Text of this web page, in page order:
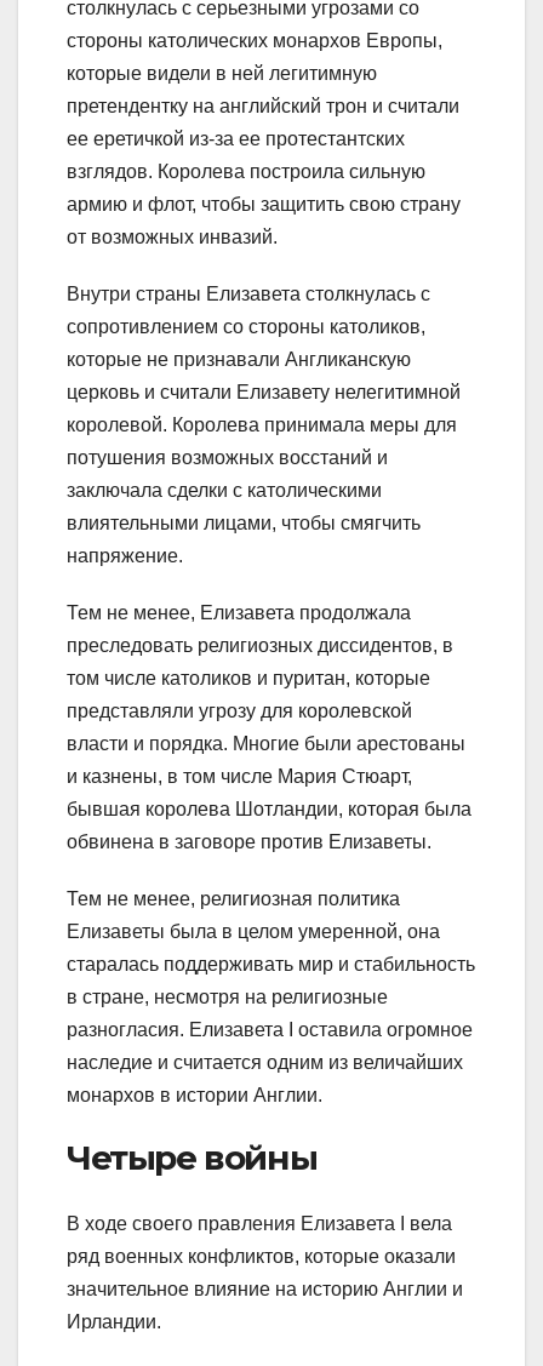
столкнулась с серьезными угрозами со
стороны католических монархов Европы,
которые видели в ней легитимную
претендентку на английский трон и считали
ее еретичкой из-за ее протестантских
взглядов. Королева построила сильную
армию и флот, чтобы защитить свою страну
от возможных инвазий.
Внутри страны Елизавета столкнулась с
сопротивлением со стороны католиков,
которые не признавали Англиканскую
церковь и считали Елизавету нелегитимной
королевой. Королева принимала меры для
потушения возможных восстаний и
заключала сделки с католическими
влиятельными лицами, чтобы смягчить
напряжение.
Тем не менее, Елизавета продолжала
преследовать религиозных диссидентов, в
том числе католиков и пуритан, которые
представляли угрозу для королевской
власти и порядка. Многие были арестованы
и казнены, в том числе Мария Стюарт,
бывшая королева Шотландии, которая была
обвинена в заговоре против Елизаветы.
Тем не менее, религиозная политика
Елизаветы была в целом умеренной, она
старалась поддерживать мир и стабильность
в стране, несмотря на религиозные
разногласия. Елизавета I оставила огромное
наследие и считается одним из величайших
монархов в истории Англии.
Четыре войны
В ходе своего правления Елизавета I вела
ряд военных конфликтов, которые оказали
значительное влияние на историю Англии и
Ирландии.